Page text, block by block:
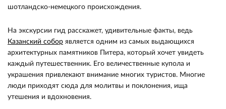
шотландско-немецкого происхождения.
На экскурсии гид расскажет, удивительные факты, ведь
Казанский собор является одним из самых выдающихся
архитектурных памятников Питера, который хочет увидеть
каждый путешественник. Его величественные купола и
украшения привлекают внимание многих туристов. Многие
люди приходят сюда для молитвы и поклонения, ища
утешения и вдохновения.